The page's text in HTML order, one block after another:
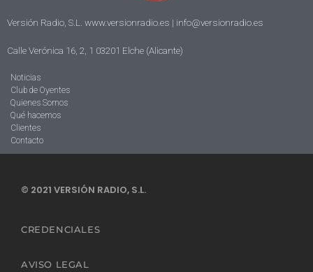
Versión Radio, S.L. www.versionradio.es | info@versionradio.es
Calle Verónica 16, 2, 1 03201 Elche (Alicante)
Noticias
Club de Oyentes
Quienes Somos
Qué hacemos
Clientes
Contacto
© 2021 VERSIÓN RADIO, S.L.
CREDENCIALES
AVISO LEGAL